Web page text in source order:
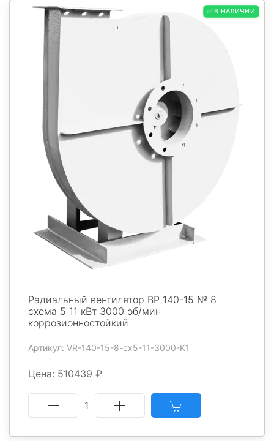
✅ В НАЛИЧИИ
Радиальный вентилятор ВР 140-15 № 8
схема 5 11 кВт 3000 об/мин
коррозионностойкий
Артикул: VR-140-15-8-cx5-11-3000-K1
Цена: 510439 ₽
1